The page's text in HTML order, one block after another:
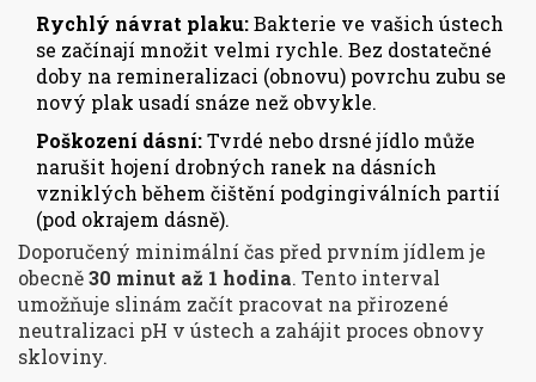
Rychlý návrat plaku:Bakterie ve vašich ústech
se začínají množit velmi rychle. Bez dostatečné
doby na remineralizaci (obnovu) povrchu zubu se
nový plak usadí snáze než obvykle.
Poškození dásní:Tvrdé nebo drsné jídlo může
narušit hojení drobných ranek na dásních
vzniklých během čištění podgingiválních partií
(pod okrajem dásně).
Doporučený minimální čas před prvním jídlem je
obecně30 minut až 1 hodina. Tento interval
umožňuje slinám začít pracovat na přirozené
neutralizaci pH v ústech a zahájit proces obnovy
skloviny.